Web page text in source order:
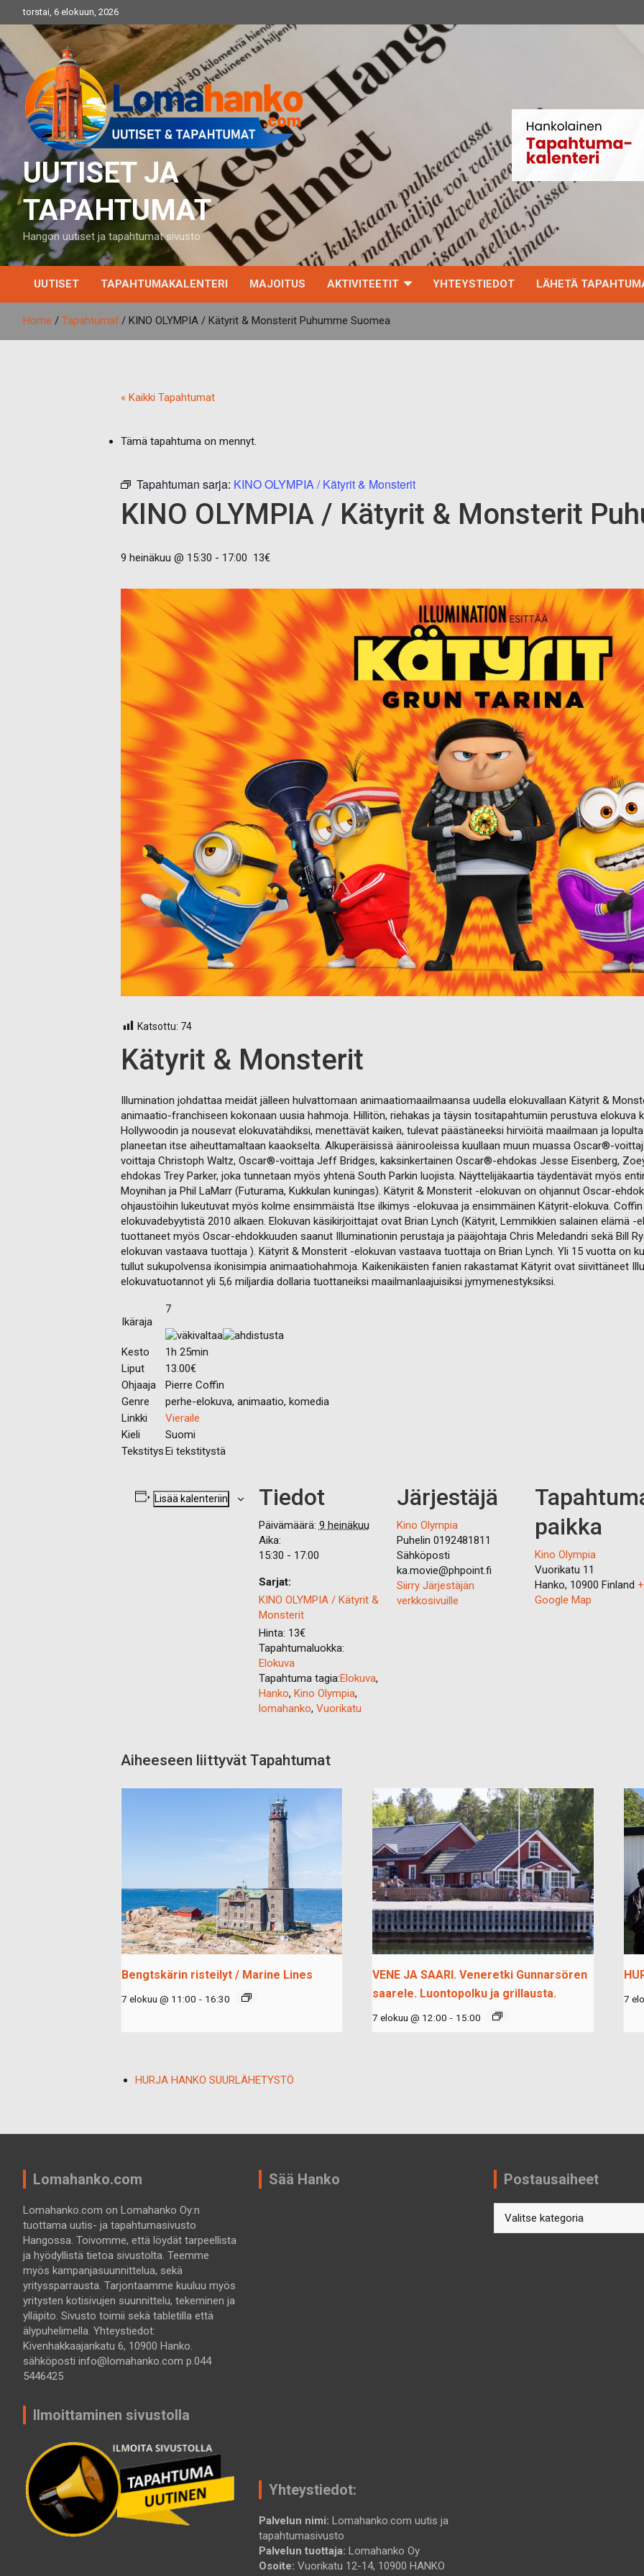
to
content
torstai, 6 elokuun, 2026
UUTISET JA
TAPAHTUMAT
Hangon uutiset ja tapahtumat sivusto
UUTISET TAPAHTUMAKALENTERI MAJOITUS AKTIVITEETIT YHTEYSTIEDOT LÄHETÄ
Home Tapahtumat KINO OLYMPIA / Kätyrit & Monsterit Puhumme Suomea
« Kaikki Tapahtumat
Tämä tapahtuma on mennyt.
Tapahtuman sarja: KINO OLYMPIA / Kätyrit & Monsterit
KINO OLYMPIA / Kätyrit & Monsterit
9 heinäkuu @ 15:30 - 17:00 13€
Katsottu: 74
Kätyrit & Monsterit
Illumination johdattaa meidät jälleen hulvattomaan animaatiomaailmaansa uudella elokuvallaan Kätyrit &
animaatio-franchiseen kokonaan uusia hahmoja. Hillitön, riehakas ja täysin tositapahtumiin perustuva elokuva
Hollywoodin ja nousevat elokuvatähdiksi, menettävät kaiken, tulevat päästäneeksi hirviöitä maailmaan ja
planeetan itse aiheuttamaltaan kaaokselta. Alkuperäisissä äänirooleissa kuullaan muun muassa Oscar®-
voittaja Christoph Waltz, Oscar®-voittaja Jeff Bridges, kaksinkertainen Oscar®-ehdokas Jesse Eisenberg,
ehdokas Trey Parker, joka tunnetaan myös yhtenä South Parkin luojista. Näyttelijäkaartia täydentävät myös
Moynihan ja Phil LaMarr (Futurama, Kukkulan kuningas). Kätyrit & Monsterit -elokuvan on ohjannut Oscar-
ohjaustöihin lukeutuvat myös kolme ensimmäistä Itse ilkimys -elokuvaa ja ensimmäinen Kätyrit-elokuva.
elokuvadebyytistä 2010 alkaen. Elokuvan käsikirjoittajat ovat Brian Lynch (Kätyrit, Lemmikkien salainen elämä -
tuottaneet myös Oscar-ehdokkuuden saanut Illuminationin perustaja ja pääjohtaja Chris Meledandri sekä Bill
elokuvan vastaava tuottaja ). Kätyrit & Monsterit -elokuvan vastaava tuottaja on Brian Lynch. Yli 15 vuotta on
tullut sukupolvensa ikonisimpia animaatiohahmoja. Kaikenikäisten fanien rakastamat Kätyrit ovat siivittäneet
elokuvatuotannot yli 5,6 miljardia dollaria tuottaneiksi maailmanlaajuisiksi jymymenestyksiksi.
Ikäraja
7
Kesto
1h 25min
Liput
13.00€
Ohjaaja
Pierre Coffin
Genre
perhe-elokuva, animaatio, komedia
Linkki
Vieraile
Kieli
Suomi
TekstitysEi tekstitystä
Lisää kalenteriin Tiedot
Päivämäärä: 9 heinäkuu
Aika:
15:30 - 17:00
Sarjat:
KINO OLYMPIA / Kätyrit &
Monsterit
Hinta: 13€
Tapahtumaluokka:
Elokuva
Tapahtuma tagia:Elokuva,
Hanko, Kino Olympia,
lomahanko, Vuorikatu
Järjestäjä
Kino Olympia
Puhelin 0192481811
Sähköposti
ka.movie@phpoint.fi
Siirry Järjestäjän
verkkosivuille
paikka
Kino Olympia
Vuorikatu 11
Hanko, 10900 Finland +
Google Map
Aiheeseen liittyvät Tapahtumat
Bengtskärin risteilyt / Marine Lines
7 elokuu @ 11:00 - 16:30
VENE JA SAARI. Veneretki Gunnarsören
saarele. Luontopolku ja grillausta.
7 elokuu @ 12:00 - 15:00
7
HURJA HANKO SUURLÄHETYSTÖ
Lomahanko.com
Lomahanko.com on Lomahanko Oy:n
tuottama uutis- ja tapahtumasivusto
Hangossa. Toivomme, että löydät tarpeellista
ja hyödyllistä tietoa sivustolta. Teemme
myös kampanjasuunnittelua, sekä
yrityssparrausta. Tarjontaamme kuuluu myös
yritysten kotisivujen suunnittelu, tekeminen ja
ylläpito. Sivusto toimii sekä tabletilla että
älypuhelimella. Yhteystiedot:
Kivenhakkaajankatu 6, 10900 Hanko.
sähköposti info@lomahanko.com p.044
5446425
Ilmoittaminen sivustolla
Sää Hanko
Yhteystiedot:
Palvelun nimi: Lomahanko.com uutis ja
tapahtumasivusto
Palvelun tuottaja: Lomahanko Oy
Osoite: Vuorikatu 12-14, 10900 HANKO
Postausaiheet